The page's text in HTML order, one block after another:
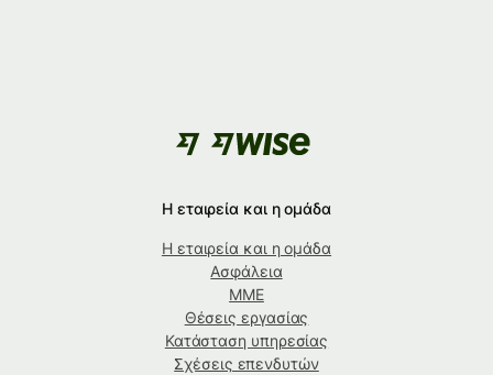
Η εταιρεία και η ομάδα
Η εταιρεία και η ομάδα
Ασφάλεια
ΜΜΕ
Θέσεις εργασίας
Κατάσταση υπηρεσίας
Σχέσεις επενδυτών